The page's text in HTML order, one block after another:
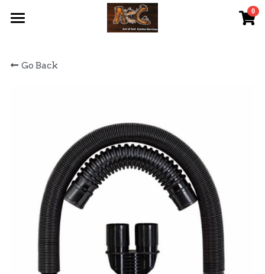
0
關於我們 About Us
最新資訊 Latest News
AOG Channel
網上商店 Shop Now
飼養陸龜小貼士 Tips
Facebook 專頁Facebook Page
Tough Cubic 爬蟲箱預訂
Go Back
×
STORE CATEGORIES
All Categories